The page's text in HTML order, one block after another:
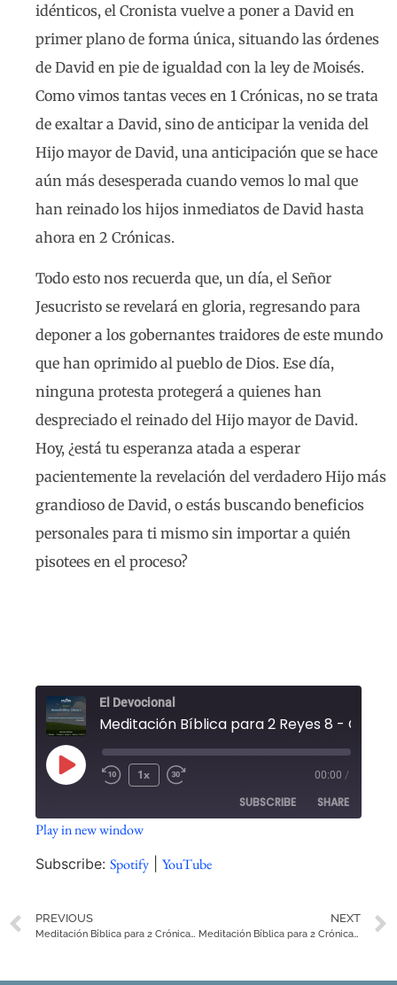
idénticos, el Cronista vuelve a poner a David en
primer plano de forma única, situando las órdenes
de David en pie de igualdad con la ley de Moisés.
Como vimos tantas veces en 1 Crónicas, no se trata
de exaltar a David, sino de anticipar la venida del
Hijo mayor de David, una anticipación que se hace
aún más desesperada cuando vemos lo mal que
han reinado los hijos inmediatos de David hasta
ahora en 2 Crónicas.
Todo esto nos recuerda que, un día, el Señor
Jesucristo se revelará en gloria, regresando para
deponer a los gobernantes traidores de este mundo
que han oprimido al pueblo de Dios. Ese día,
ninguna protesta protegerá a quienes han
despreciado el reinado del Hijo mayor de David.
Hoy, ¿está tu esperanza atada a esperar
pacientemente la revelación del verdadero Hijo más
grandioso de David, o estás buscando beneficios
personales para ti mismo sin importar a quién
pisotees en el proceso?
El Devocional
1x 00:00 /
SUBSCRIBE SHARE
SHARE
EMBED
Play in new window
Subscribe: Spotify| YouTube
PREVIOUS
Meditación Bíblica para 2 Crónicas 21
NEXT
Meditación Bíblica para 2 Crónicas 24